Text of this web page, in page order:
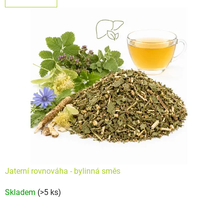
z
Jaterní rovnováha - bylinná směs
Skladem (>5 ks)